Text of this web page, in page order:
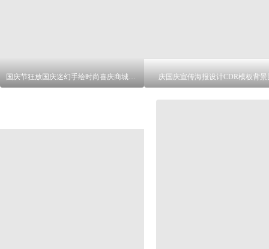
国庆节狂放国庆迷幻手绘时尚喜庆商城商场PSD高清300DPI分层印刷活动海报素材 庆国庆宣传海报设计CDR模板背景